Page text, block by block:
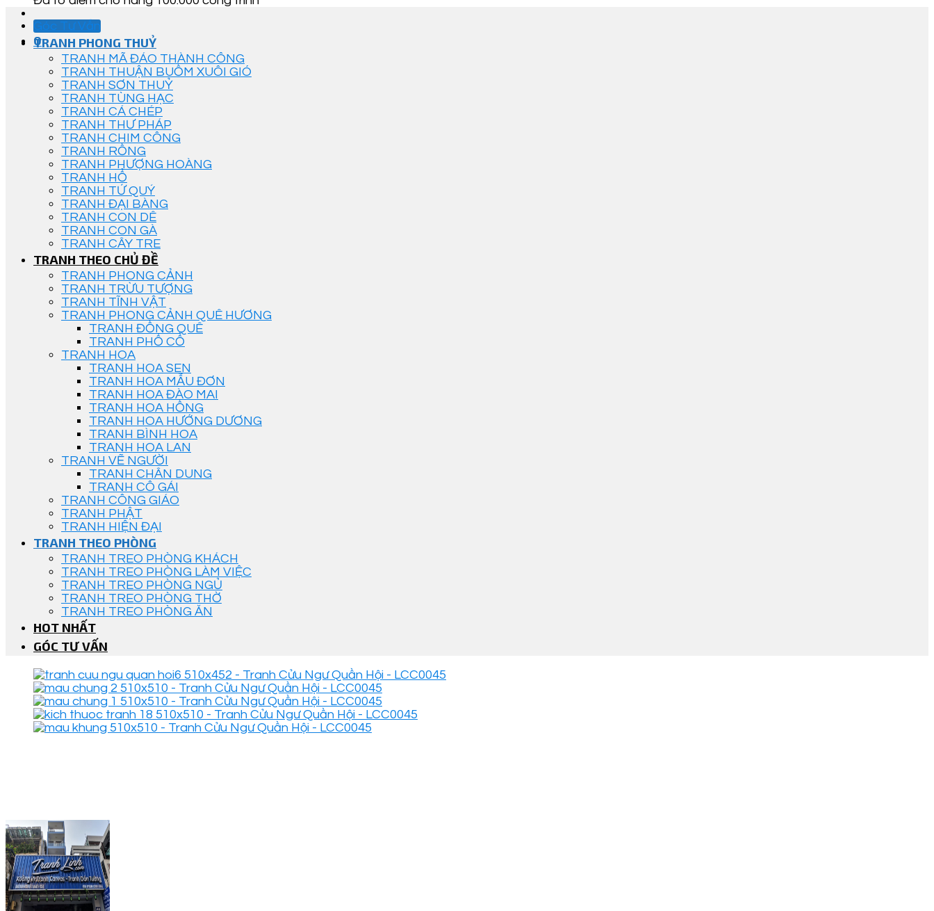
Góc Tư Vấn
0
TRANH PHONG THUỶ
TRANH MÃ ĐÁO THÀNH CÔNG
TRANH THUẬN BUỒM XUÔI GIÓ
TRANH SƠN THUỶ
TRANH TÙNG HẠC
TRANH CÁ CHÉP
TRANH THƯ PHÁP
TRANH CHIM CÔNG
TRANH RỒNG
TRANH PHƯỢNG HOÀNG
TRANH HỔ
TRANH TỨ QUÝ
TRANH ĐẠI BÀNG
TRANH CON DÊ
TRANH CON GÀ
TRANH CÂY TRE
TRANH THEO CHỦ ĐỀ
TRANH PHONG CẢNH
TRANH TRỪU TƯỢNG
TRANH TĨNH VẬT
TRANH PHONG CẢNH QUÊ HƯƠNG
TRANH ĐỒNG QUÊ
TRANH PHỐ CỔ
TRANH HOA
TRANH HOA SEN
TRANH HOA MẪU ĐƠN
TRANH HOA ĐÀO MAI
TRANH HOA HỒNG
TRANH HOA HƯỚNG DƯƠNG
TRANH BÌNH HOA
TRANH HOA LAN
TRANH VẼ NGƯỜI
TRANH CHÂN DUNG
TRANH CÔ GÁI
TRANH CÔNG GIÁO
TRANH PHẬT
TRANH HIỆN ĐẠI
TRANH THEO PHÒNG
TRANH TREO PHÒNG KHÁCH
TRANH TREO PHÒNG LÀM VIỆC
TRANH TREO PHÒNG NGỦ
TRANH TREO PHÒNG THỜ
TRANH TREO PHÒNG ĂN
HOT NHẤT
GÓC TƯ VẤN